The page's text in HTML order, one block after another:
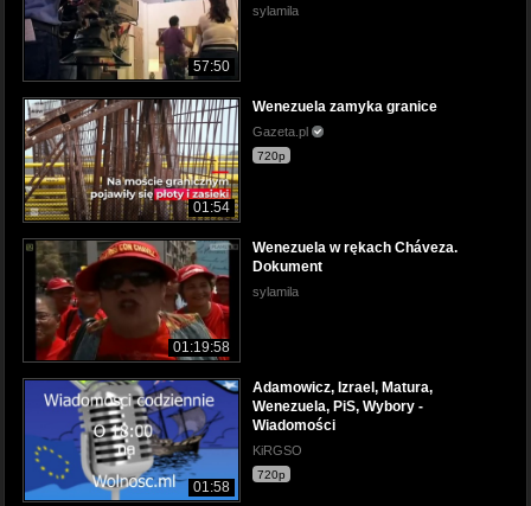
57:50
sylamila
01:54
Wenezuela zamyka granice
Gazeta.pl
720p
01:19:58
Wenezuela w rękach Cháveza.
Dokument
sylamila
01:58
Adamowicz, Izrael, Matura,
Wenezuela, PiS, Wybory -
Wiadomości
KiRGSO
720p